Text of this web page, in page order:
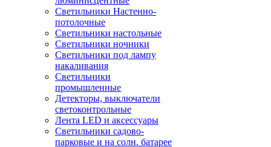
Светильники Настенно-
потолочные
Светильники настольные
Светильники ночники
Светильники под лампу
накаливания
Светильники
промышленные
Детекторы, выключатели
светоконтрольные
Лента LED и аксессуары
Светильники садово-
парковые и на солн. батарее